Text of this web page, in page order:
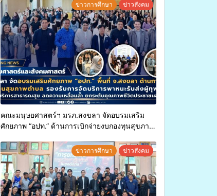
ข่าวการศึกษา ข่าวสังคม
คณะมนุษยศาสตร์ฯ มรภ.สงขลา จัดอบรมเสริม
ศักยภาพ “อปท.” ด้านการเบิกจ่ายงบกองทุนสุขภาพ
ทุพพลภาพเพื่อเข้ารับบริการสาธารณสุข ลดความ
เหลื่อมล้ำ ยกระดับคุณภาพชีวิตประชาชนอย่าง
ยั่งยืน
ข่าวการศึกษา ข่าวสังคม